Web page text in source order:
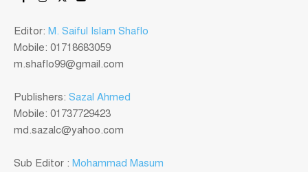
Editor: M. Saiful Islam Shaflo
Mobile: 01718683059
m.shaflo99@gmail.com
Publishers: Sazal Ahmed
Mobile: 01737729423
md.sazalc@yahoo.com
Sub Editor : Mohammad Masum